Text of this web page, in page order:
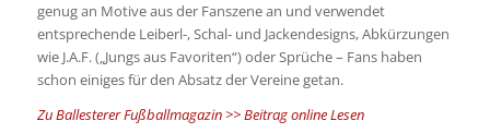
genug an Motive aus der Fanszene an und verwendet
entsprechende Leiberl-, Schal- und Jackendesigns, Abkürzungen
wie J.A.F. („Jungs aus Favoriten“) oder Sprüche – Fans haben
schon einiges für den Absatz der Vereine getan.
Zu Ballesterer Fußballmagazin >> Beitrag online Lesen